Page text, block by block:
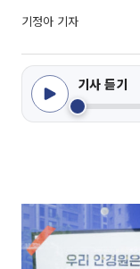
기정아 기자
기사 듣기